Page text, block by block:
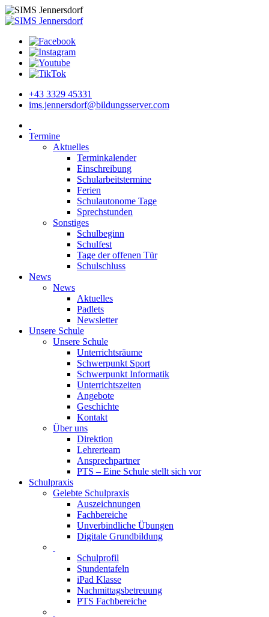
+43 3329 45331
ims.jennersdorf@bildungsserver.com
Termine
Aktuelles
Terminkalender
Einschreibung
Schularbeitstermine
Ferien
Schulautonome Tage
Sprechstunden
Sonstiges
Schulbeginn
Schulfest
Tage der offenen Tür
Schulschluss
News
News
Aktuelles
Padlets
Newsletter
Unsere Schule
Unsere Schule
Unterrichtsräume
Schwerpunkt Sport
Schwerpunkt Informatik
Unterrichtszeiten
Angebote
Geschichte
Kontakt
Über uns
Direktion
Lehrerteam
Ansprechpartner
PTS – Eine Schule stellt sich vor
Schulpraxis
Gelebte Schulpraxis
Auszeichnungen
Fachbereiche
Unverbindliche Übungen
Digitale Grundbildung
Schulprofil
Stundentafeln
iPad Klasse
Nachmittagsbetreuung
PTS Fachbereiche